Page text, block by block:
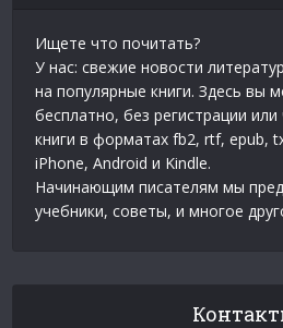
Ищете что почитать?
У нас: свежие новости
на популярные книги. Здесь вы
бесплатно, без регистрации
книги в форматах fb2, rtf, epub,
iPhone, Android и Kindle.
Начинающим писателям мы
учебники, советы, и многое